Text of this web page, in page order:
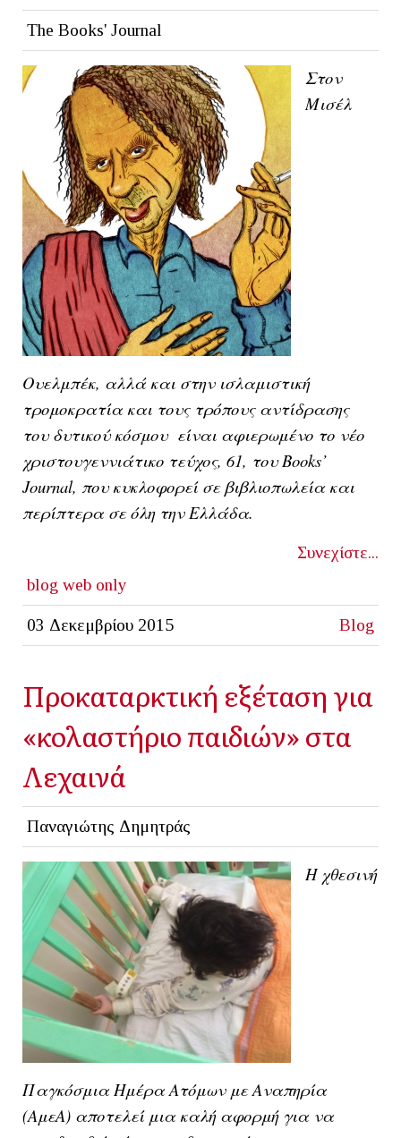
The Books' Journal
Στον
Μισέλ
Ουελμπέκ, αλλά και στην ισλαμιστική
τρομοκρατία και τους τρόπους αντίδρασης
του δυτικού κόσμου είναι αφιερωμένο το νέο
χριστουγεννιάτικο τεύχος, 61, του Books’
Journal, που κυκλοφορεί σε βιβλιοπωλεία και
περίπτερα σε όλη την Ελλάδα.
Συνεχίστε...
blog web only
03 Δεκεμβρίου 2015 Blog
Προκαταρκτική εξέταση για
«κολαστήριο παιδιών» στα
Λεχαινά
Παναγιώτης Δημητράς
Η χθεσινή
Παγκόσμια Ημέρα Ατόμων με Αναπηρία
(ΑμεΑ) αποτελεί μια καλή αφορμή για να